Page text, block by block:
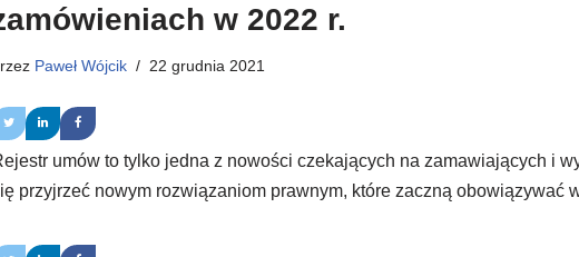
w 2022 r.
Paweł Wójcik 22 grudnia 2021
umów to tylko jedna z nowości czekających na zamawiających i
przyjrzeć nowym rozwiązaniom prawnym, które zaczną obowiązywać